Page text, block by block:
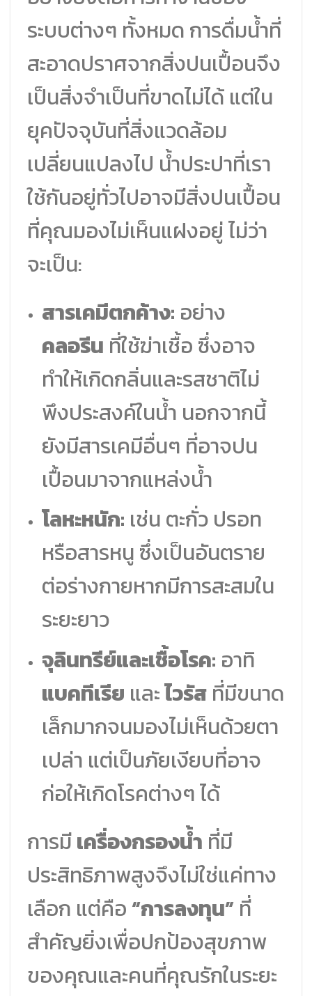
ระบบต่างๆ ทั้งหมด การดื่มน้ำที่
สะอาดปราศจากสิ่งปนเปื้อนจึง
เป็นสิ่งจำเป็นที่ขาดไม่ได้ แต่ใน
ยุคปัจจุบันที่สิ่งแวดล้อม
เปลี่ยนแปลงไป น้ำประปาที่เรา
ใช้กันอยู่ทั่วไปอาจมีสิ่งปนเปื้อน
ที่คุณมองไม่เห็นแฝงอยู่ ไม่ว่า
จะเป็น:
สารเคมีตกค้าง: อย่าง
คลอรีน ที่ใช้ฆ่าเชื้อ ซึ่งอาจ
ทำให้เกิดกลิ่นและรสชาติไม่
พึงประสงค์ในน้ำ นอกจากนี้
ยังมีสารเคมีอื่นๆ ที่อาจปน
เปื้อนมาจากแหล่งน้ำ
โลหะหนัก: เช่น ตะกั่ว ปรอท
หรือสารหนู ซึ่งเป็นอันตราย
ต่อร่างกายหากมีการสะสมใน
ระยะยาว
จุลินทรีย์และเชื้อโรค: อาทิ
แบคทีเรีย และไวรัสที่มีขนาด
เล็กมากจนมองไม่เห็นด้วยตา
เปล่า แต่เป็นภัยเงียบที่อาจ
ก่อให้เกิดโรคต่างๆ ได้
การมีเครื่องกรองน้ำ ที่มี
ประสิทธิภาพสูงจึงไม่ใช่แค่ทาง
เลือก แต่คือ “การลงทุน” ที่
สำคัญยิ่งเพื่อปกป้องสุขภาพ
ของคุณและคนที่คุณรักในระยะ